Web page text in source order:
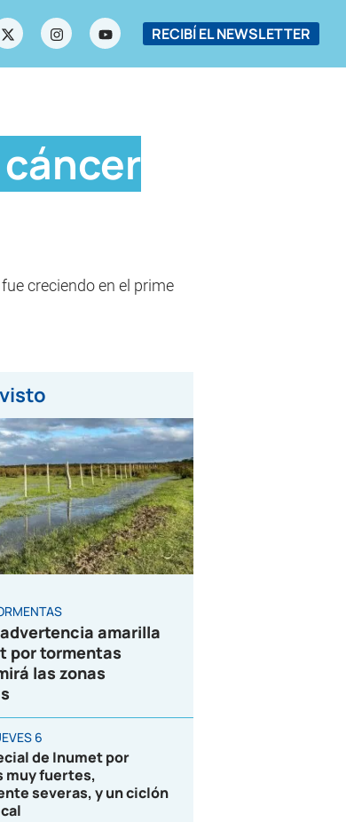
RECIBÍ EL NEWSLETTER
creciendo en el prime
amarilla
por tormentas
las zonas
6
de Inumet por
muy fuertes,
severas, y un ciclón